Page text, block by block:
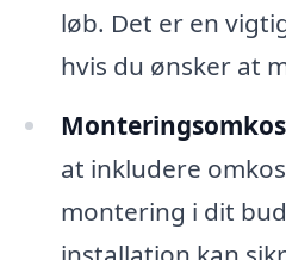
løb. Det er en
hvis du ønsker at
at inkludere
montering i dit